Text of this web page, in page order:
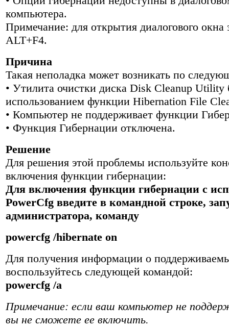
компьютера.
Примечание: для открытия диалогового
ALT+F4.
Причина
Такая неполадка может возникать по
• Утилита очистки диска Disk Cleanup
использованием функции Hibernation File
• Компьютер не поддерживает функции
• Функция Гибернации отключена.
Решение
Для решения этой проблемы используйте
включения функции гибернации:
Для включения функции гибернации с
PowerCfg введите в командной строке,
администратора, команду
powercfg /hibernate on
Для получения информации о
воспользуйтесь следующей командой:
powercfg /a
Примечание: если ваш компьютер не
вы не сможете ее включить.